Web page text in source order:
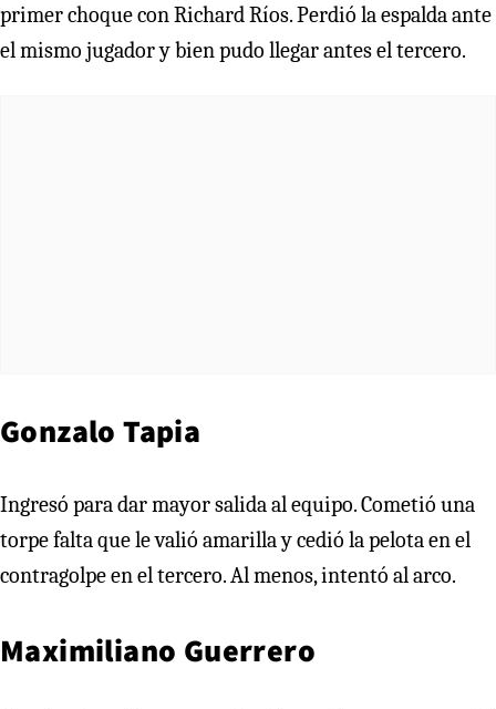
primer choque con Richard Ríos. Perdió la espalda ante
el mismo jugador y bien pudo llegar antes el tercero.
Gonzalo Tapia
Ingresó para dar mayor salida al equipo. Cometió una
torpe falta que le valió amarilla y cedió la pelota en el
contragolpe en el tercero. Al menos, intentó al arco.
Maximiliano Guerrero